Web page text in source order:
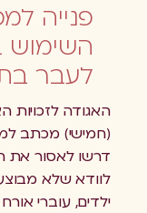
פנייה
השימוש
לעבר
האגודה לזכויות
(חמישי) מכתב
דרשו לאסור את
לוודא שלא
ילדים, עוברי